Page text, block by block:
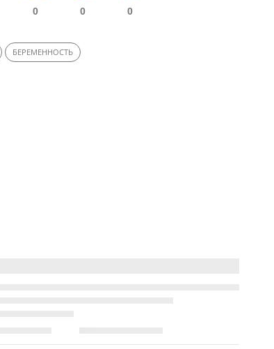
0 0 0
БЕРЕМЕННОСТЬ